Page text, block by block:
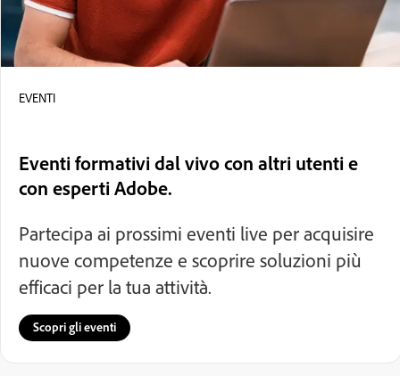
EVENTI
Eventi formativi dal vivo con altri utenti e
con esperti Adobe.
Partecipa ai prossimi eventi live per acquisire
nuove competenze e scoprire soluzioni più
efficaci per la tua attività.
Scopri gli eventi